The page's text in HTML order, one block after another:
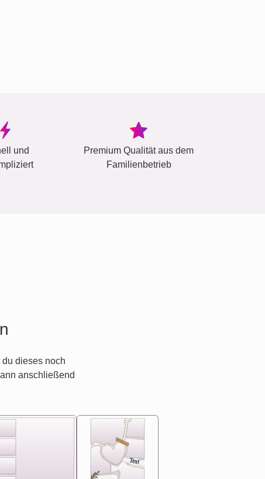
und
Premium Qualität aus dem
Familienbetrieb
du dieses noch
anschließend
Text